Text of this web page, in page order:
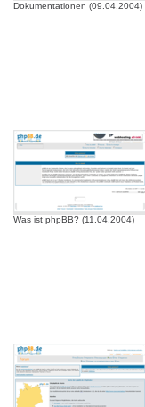
Dokumentationen (09.04.2004)
Was ist phpBB? (11.04.2004)